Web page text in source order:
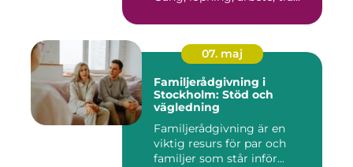
07. maj
Familjerådgivning i
Stockholm: Stöd och
vägledning
Familjerådgivning är en
viktig resurs för par och
familjer som står inför...